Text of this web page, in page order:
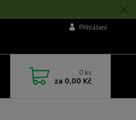
Přihlášení
0 ks
za 0,00 Kč